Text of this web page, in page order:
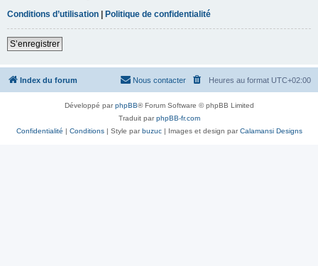
Conditions d’utilisation | Politique de confidentialité
S’enregistrer
Index du forum Heures au format UTC+02:00
Nous contacter
Développé parphpBB® Forum Software © phpBB Limited
Traduit parphpBB-fr.com
Confidentialité | Conditions| Style parbuzuc| Images et design parCalamansi Designs